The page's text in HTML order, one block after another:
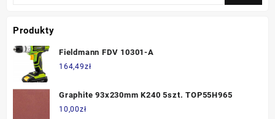
Produkty
Fieldmann FDV 10301-A
164,49zł
Graphite 93x230mm K240 5szt. TOP55H965
10,00zł